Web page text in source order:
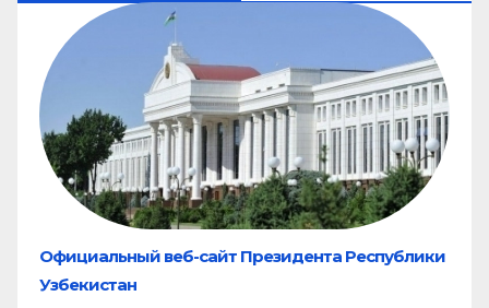
Официальный веб-сайт Президента Республики
Узбекистан